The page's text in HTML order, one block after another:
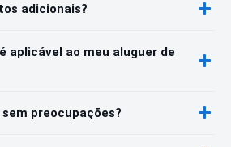
adicionais?
aplicável ao meu aluguer de
preocupações?